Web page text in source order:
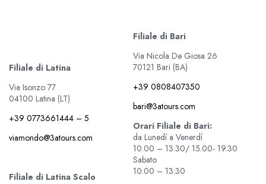
Filiale di Latina
Via Isonzo 77
04100 Latina (LT)
+39 0773661444 – 5
viamondo@3atours.com
Filiale di Latina Scalo
Filiale di Bari
Via Nicola De Giosa 26
70121 Bari (BA)
+39 0808407350
bari@3atours.com
Orari Filiale di Bari:
da Lunedí a Venerdí
10.00 – 13.30/ 15.00- 19.30
Sabato
10:00 – 13:30